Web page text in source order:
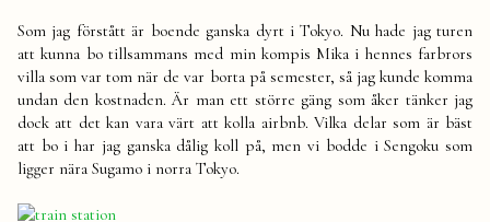
Som jag förstått är boende ganska dyrt i Tokyo. Nu hade jag turen
att kunna bo tillsammans med min kompis Mika i hennes farbrors
villa som var tom när de var borta på semester, så jag kunde komma
undan den kostnaden. Är man ett större gäng som åker tänker jag
dock att det kan vara värt att kolla airbnb. Vilka delar som är bäst
att bo i har jag ganska dålig koll på, men vi bodde i Sengoku som
ligger nära Sugamo i norra Tokyo.